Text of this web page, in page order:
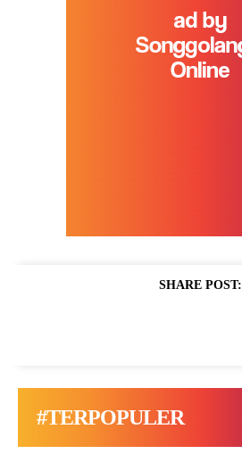
SHARE POST:
#TERPOPULER